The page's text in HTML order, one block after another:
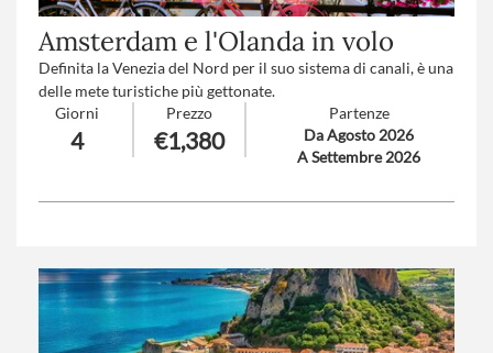
Amsterdam e l'Olanda in volo
Definita la Venezia del Nord per il suo sistema di canali, è una
delle mete turistiche più gettonate.
Amsterdam è una delle città più affascinanti del mondo per il
suo geniale connubio tra vecchio e nuovo: ai cornicioni del
XVII secolo sono appese originali installazioni d'arte e le auto
Giorni
4
Prezzo
€1,380
Partenze
Da Agosto 2026
A Settembre 2026